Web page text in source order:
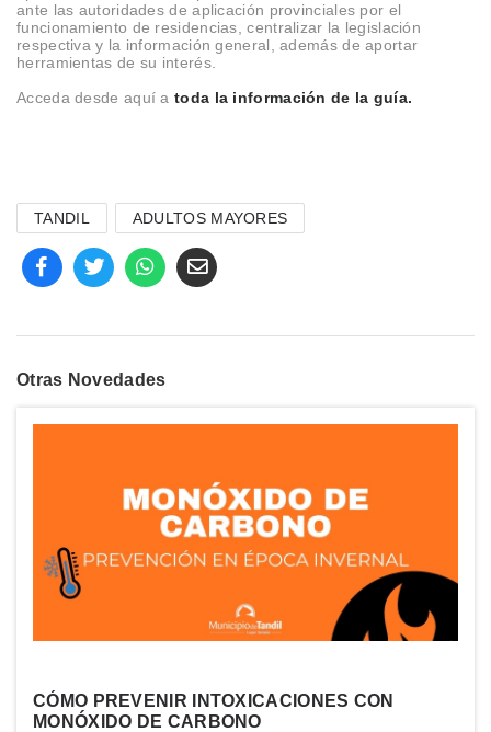
ante las autoridades de aplicación provinciales por el
funcionamiento de residencias, centralizar la legislación
respectiva y la información general, además de aportar
herramientas de su interés.
Acceda desde aquí a toda la información de la guía.
TANDIL ADULTOS MAYORES
Otras Novedades
CÓMO PREVENIR INTOXICACIONES CON
MONÓXIDO DE CARBONO